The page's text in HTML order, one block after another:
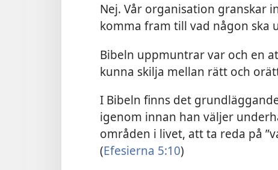
Nej. Vår organisation granskar
komma fram till vad någon ska
Bibeln uppmuntrar var och en
kunna skilja mellan rätt och
I Bibeln finns det
igenom innan han väljer
områden i livet, att ta reda på
(Efesierna 5:10)